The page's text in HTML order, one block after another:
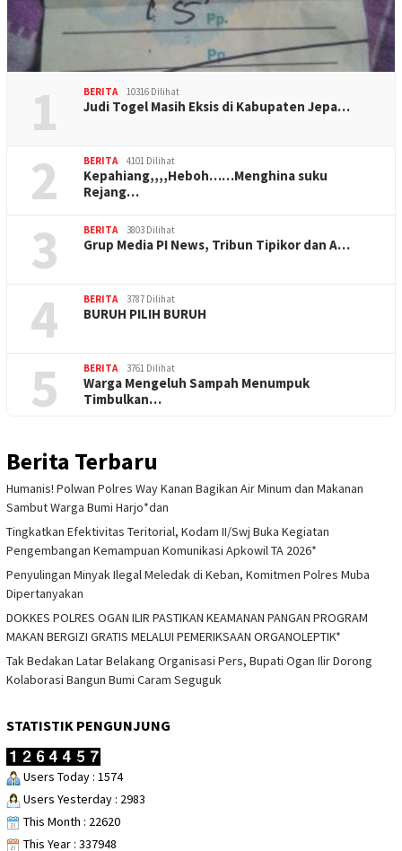
1 BERITA 10316 Dilihat
Judi Togel Masih Eksis di Kabupaten Jepa…
2 BERITA 4101 Dilihat
Kepahiang,,,,Heboh……Menghina suku
Rejang…
3 BERITA 3803 Dilihat
Grup Media PI News, Tribun Tipikor dan A…
4 BERITA 3787 Dilihat
BURUH PILIH BURUH
5 BERITA 3761 Dilihat
Warga Mengeluh Sampah Menumpuk
Timbulkan…
Berita Terbaru
Humanis! Polwan Polres Way Kanan Bagikan Air Minum dan Makanan
Sambut Warga Bumi Harjo*dan
Tingkatkan Efektivitas Teritorial, Kodam II/Swj Buka Kegiatan
Pengembangan Kemampuan Komunikasi Apkowil TA 2026*
Penyulingan Minyak Ilegal Meledak di Keban, Komitmen Polres Muba
Dipertanyakan
DOKKES POLRES OGAN ILIR PASTIKAN KEAMANAN PANGAN PROGRAM
MAKAN BERGIZI GRATIS MELALUI PEMERIKSAAN ORGANOLEPTIK*
Tak Bedakan Latar Belakang Organisasi Pers, Bupati Ogan Ilir Dorong
Kolaborasi Bangun Bumi Caram Seguguk
STATISTIK PENGUNJUNG
Users Today : 1574
Users Yesterday : 2983
This Month : 22620
This Year : 337948